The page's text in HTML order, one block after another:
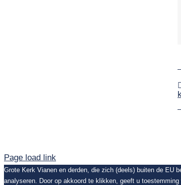
Page load link
Grote Kerk Vianen en derden, die zich (deels) buiten de EU
analyseren. Door op akkoord te klikken, geeft u